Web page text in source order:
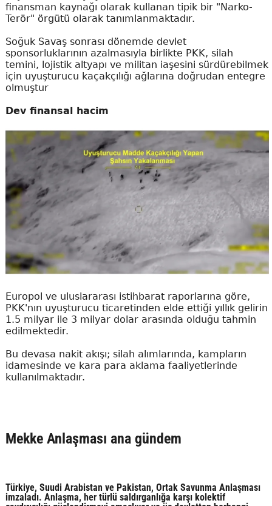
finansman kaynağı olarak kullanan tipik bir "Narko-
Terör" örgütü olarak tanımlanmaktadır.
Soğuk Savaş sonrası dönemde devlet
sponsorluklarının azalmasıyla birlikte PKK, silah
temini, lojistik altyapı ve militan iaşesini sürdürebilmek
için uyuşturucu kaçakçılığı ağlarına doğrudan entegre
olmuştur
Dev finansal hacim
Europol ve uluslararası istihbarat raporlarına göre,
PKK'nın uyuşturucu ticaretinden elde ettiği yıllık gelirin
1.5 milyar ile 3 milyar dolar arasında olduğu tahmin
edilmektedir.
Bu devasa nakit akışı; silah alımlarında, kampların
idamesinde ve kara para aklama faaliyetlerinde
kullanılmaktadır.
Mekke Anlaşması ana gündem
Türkiye, Suudi Arabistan ve Pakistan, Ortak Savunma Anlaşması
imzaladı. Anlaşma, her türlü saldırganlığa karşı kolektif